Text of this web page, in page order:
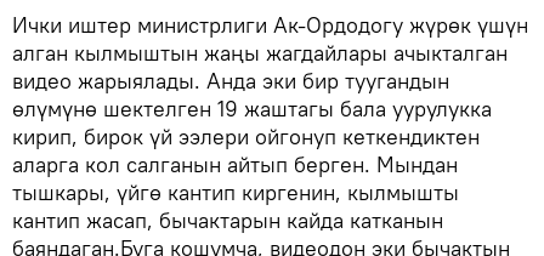
Ички иштер министрлиги Ак-Ордодогу жүрөк үшүн
алган кылмыштын жаңы жагдайлары ачыкталган
видео жарыялады. Анда эки бир туугандын
өлүмүнө шектелген 19 жаштагы бала уурулукка
кирип, бирок үй ээлери ойгонуп кеткендиктен
аларга кол салганын айтып берген. Мындан
тышкары, үйгө кантип киргенин, кылмышты
кантип жасап, бычактарын кайда катканын
баяндаган.Буга кошумча, видеодон эки бычактын